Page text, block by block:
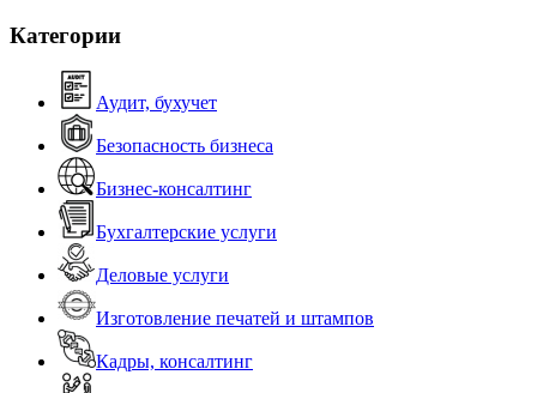
Категории
Аудит, бухучет
Безопасность бизнеса
Бизнес-консалтинг
Бухгалтерские услуги
Деловые услуги
Изготовление печатей и штампов
Кадры, консалтинг